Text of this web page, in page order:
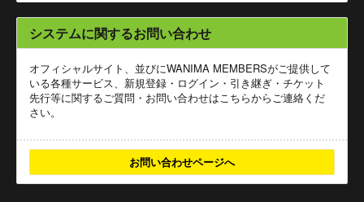
システムに関するお問い合わせ
オフィシャルサイト、並びにWANIMA MEMBERSがご提供して
いる各種サービス、新規登録・ログイン・引き継ぎ・チケット
先行等に関するご質問・お問い合わせはこちらからご連絡くだ
さい。
お問い合わせページへ